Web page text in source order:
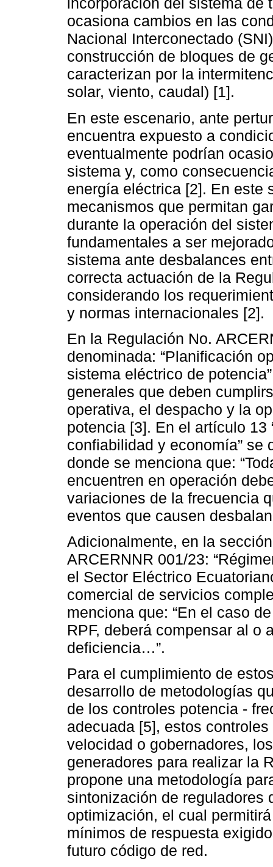
ocasiona cambios en las
Nacional Interconectado
construcción de bloques de
caracterizan por la
solar, viento, caudal) [1].
En este escenario, ante
encuentra expuesto a
eventualmente podrían
sistema y, como
energía eléctrica [2]. En este
mecanismos que permitan
durante la operación del
fundamentales a ser
sistema ante desbalances
correcta actuación de la
considerando los
y normas internacionales [2].
En la Regulación No.
denominada: “Planificación
sistema eléctrico de
generales que deben
operativa, el despacho y la
potencia [3]. En el artículo 13
confiabilidad y economía” se
donde se menciona que:
encuentren en operación
variaciones de la frecuencia
eventos que causen
Adicionalmente, en la
ARCERNNR 001/23:
el Sector Eléctrico
comercial de servicios
menciona que: “En el caso
RPF, deberá compensar al o
deficiencia…”.
Para el cumplimiento de
desarrollo de metodologías
de los controles potencia -
adecuada [5], estos
velocidad o gobernadores,
generadores para realizar la
propone una metodología
sintonización de reguladores
optimización, el cual
mínimos de respuesta
futuro código de red.